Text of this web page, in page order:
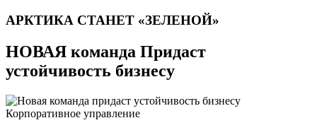
АРКТИКА СТАНЕТ «ЗЕЛЕНОЙ»
НОВАЯ команда Придаст
устойчивость бизнесу
Корпоративное управление